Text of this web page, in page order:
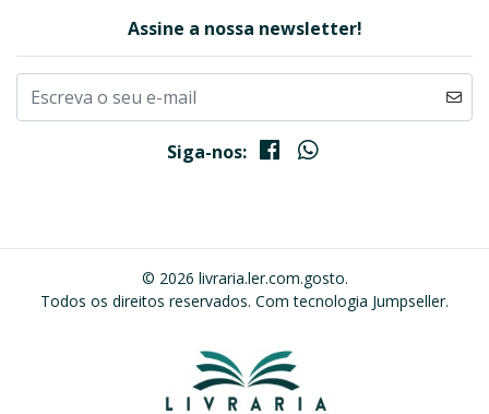
Assine a nossa newsletter!
Siga-nos:
© 2026 livraria.ler.com.gosto.
Todos os direitos reservados. Com tecnologia Jumpseller.